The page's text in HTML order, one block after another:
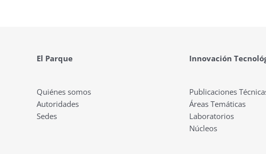
El Parque
Quiénes somos
Autoridades
Sedes
Innovación
Publicaciones
Áreas Temáticas
Laboratorios
Núcleos